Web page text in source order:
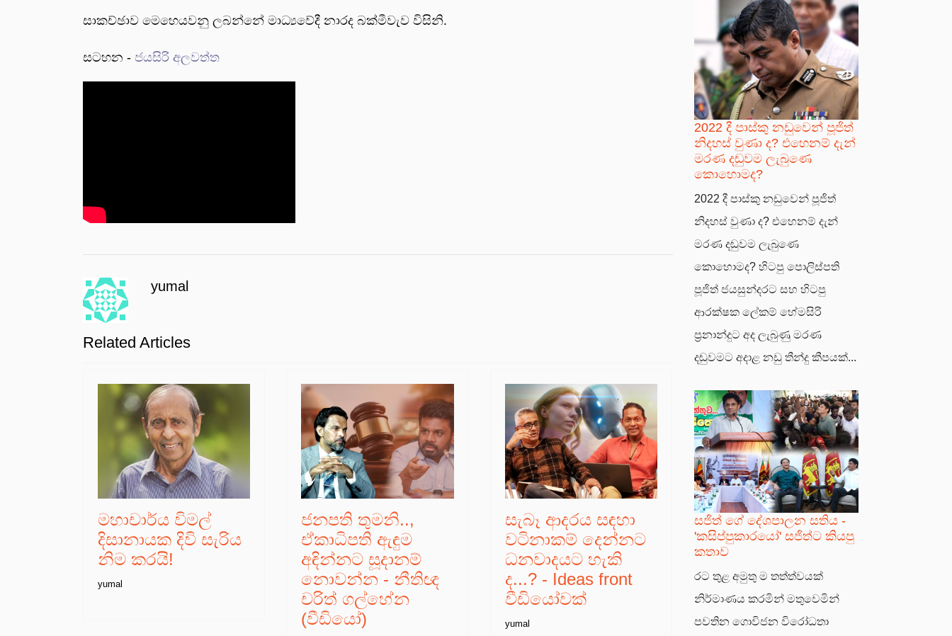
සාකච්ඡාව මෙහෙයවනු ලබන්නේ මාධ්‍යවේදී නාරද බක්මීවැව විසිනි.
සටහන - ජයසිරි අලවත්ත
yumal
Related Articles
මහාචාර්ය විමල්
දිසානායක දිවි සැරිය
නිම කරයි!
yumal
ජනපති තුමනි..,
ඒකාධිපති ඇඳුම
අඳින්නට සූදානම්
නොවන්න - නීතිඥ
චරිත් ගල්හේන
(වීඩියෝ)
සැබෑ ආදරය සඳහා
වටිනාකම් දෙන්නට
ධනවාදයට හැකි
ද...? - Ideas front
වීඩියෝවක්
yumal
2022 දී පාස්කු නඩුවෙන් පූජිත්
නිදහස් වුණා ද? එහෙනම් දැන්
මරණ දඬුවම ලැබුණෙ
කොහොමද?
2022 දී පාස්කු නඩුවෙන් පූජිත්
නිදහස් වුණා ද? එහෙනම් දැන්
මරණ දඬුවම ලැබුණෙ
කොහොමද? හිටපු පොලිස්පති
පූජිත් ජයසුන්දරට සහ හිටපු
ආරක්ෂක ලේකම් හේමසිරි
ප්‍රනාන්දුට අද ලැබුණු මරණ
දඬුවමට අදාළ නඩු තීන්දු කීපයක්...
සජිත් ගේ දේශපාලන සතිය -
'කසිප්පුකාරයෝ' සජිත්ට කියපු
කතාව
රට තුළ අමුතු ම තත්ත්වයක්
නිර්මාණය කරමින් මතුවෙමින්
පවතින ගොවිජන විරෝධතා